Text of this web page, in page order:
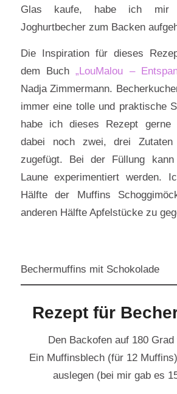
Glas kaufe, habe ich
Joghurtbecher zum Backen
Die Inspiration für dieses
dem Buch„LouMalou –
Nadja Zimmermann.
immer eine tolle und praktische
habe ich dieses Rezept gerne
dabei noch zwei, drei Zutaten
zugefügt. Bei der Füllung
Laune experimentiert werden.
Hälfte der Muffins
anderen Hälfte Apfelstücke zu
Bechermuffins mit Schokolade
Rezept für
Den Backofen auf 180
Ein Muffinsblech (für 12
auslegen (bei mir gab es